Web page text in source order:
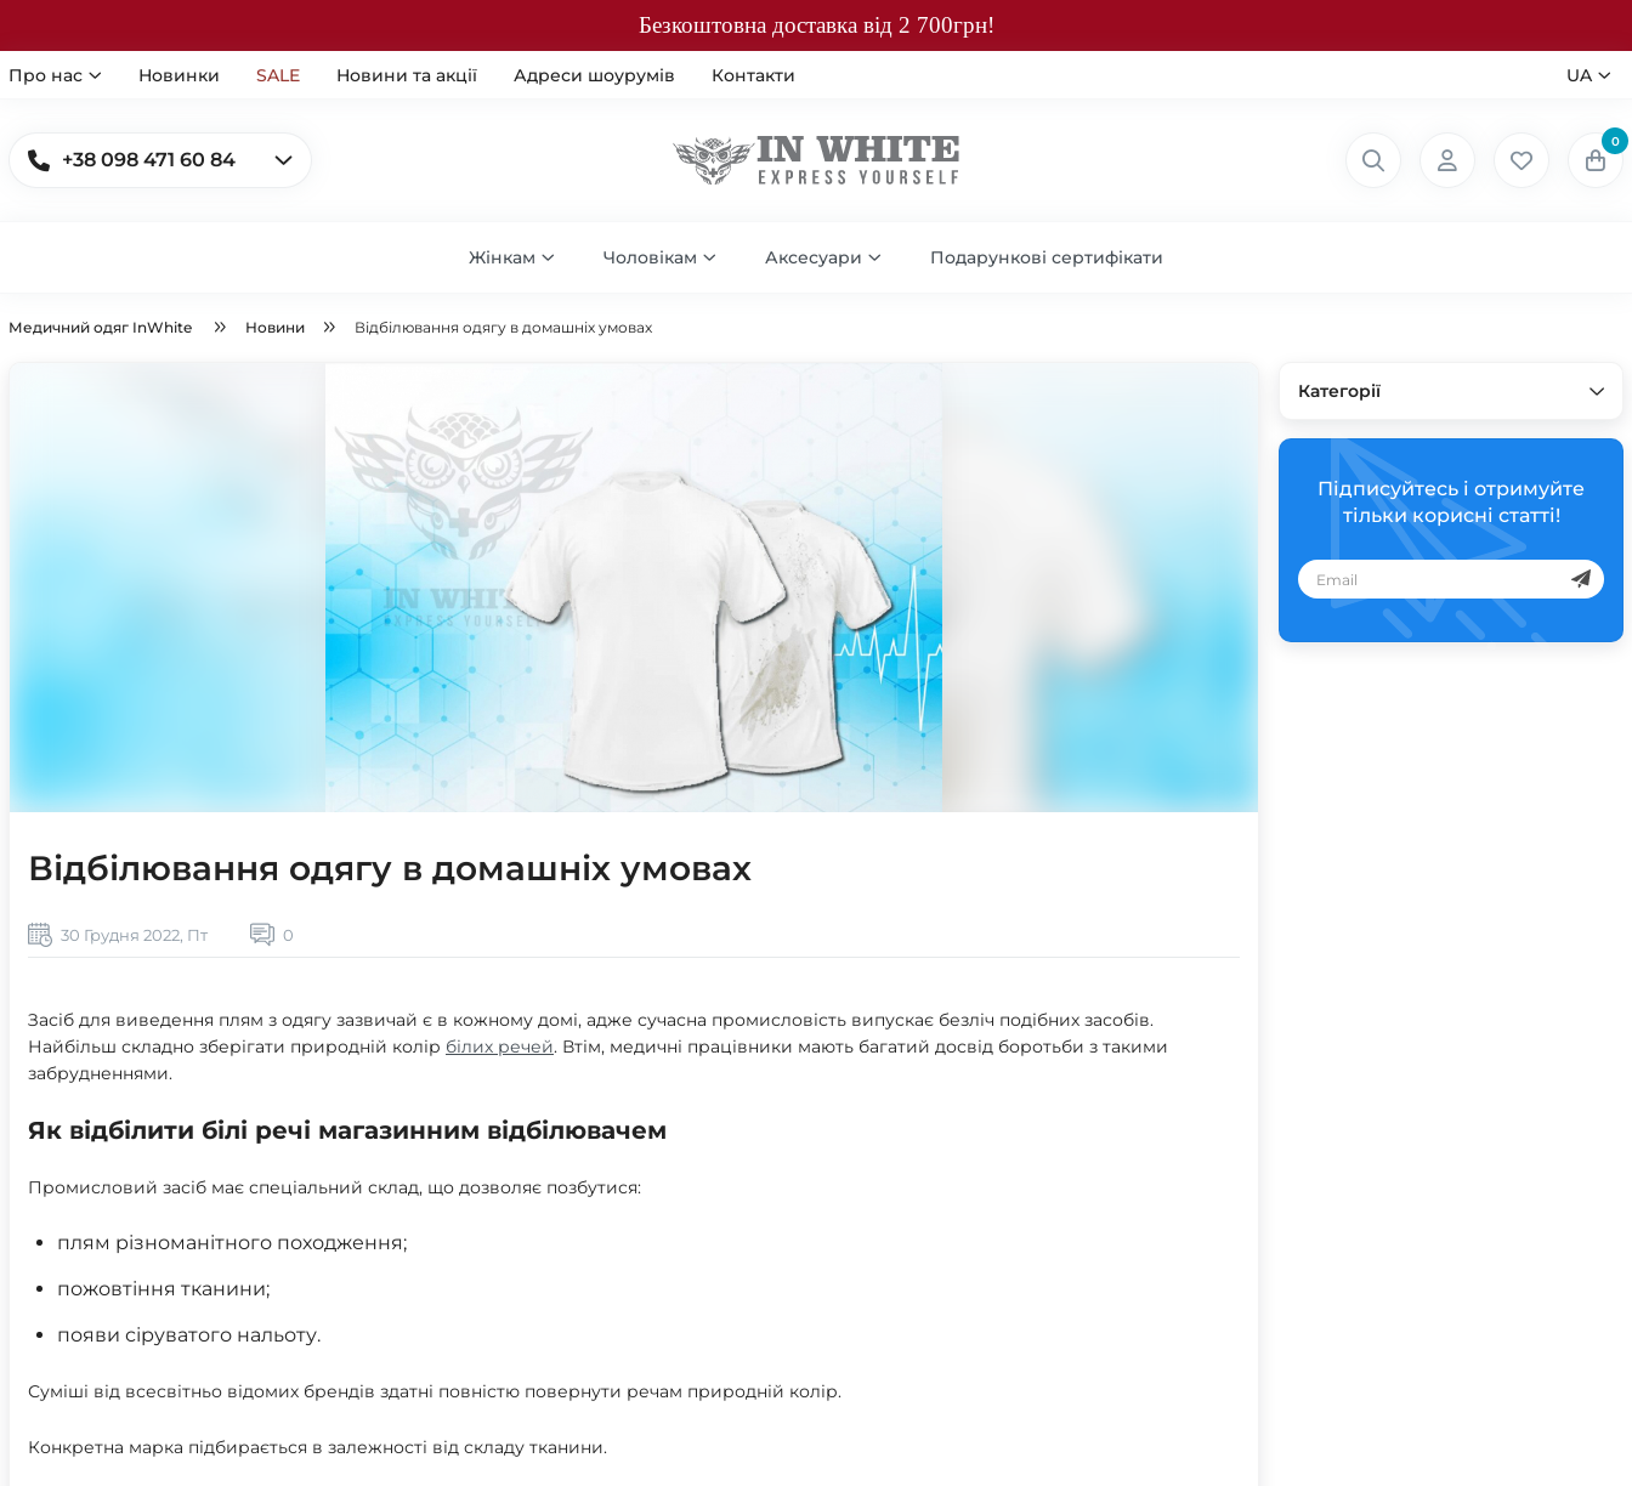
Безкоштовна доставка від 2 700грн!
Про нас Новинки SALE Новини та акції Адреси шоурумів Контакти UA
+38 098 471 60 84
0
Жінкам Чоловікам Аксесуари Подарункові сертифікати
Медичний одяг InWhite Новини Відбілювання одягу в домашніх умовах
Категорії
Підписуйтесь і отримуйте
тільки корисні статті!
Відбілювання одягу в домашніх умовах
30 Грудня 2022, Пт 0
Засіб для виведення плям з одягу зазвичай є в кожному домі, адже сучасна промисловість випускає безліч подібних засобів.
Найбільш складно зберігати природній колір білих речей. Втім, медичні працівники мають багатий досвід боротьби з такими
забрудненнями.
Як відбілити білі речі магазинним відбілювачем
Промисловий засіб має спеціальний склад, що дозволяє позбутися:
плям різноманітного походження;
пожовтіння тканини;
появи сіруватого нальоту.
Суміші від всесвітньо відомих брендів здатні повністю повернути речам природній колір.
Конкретна марка підбирається в залежності від складу тканини.